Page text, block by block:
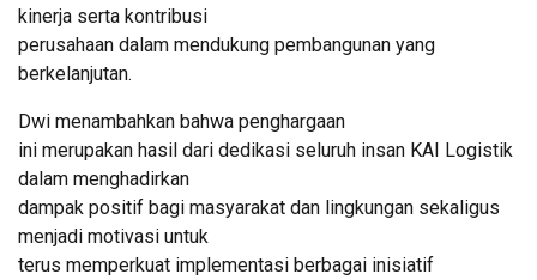
kinerja serta kontribusi
perusahaan dalam mendukung pembangunan yang
berkelanjutan.
Dwi menambahkan bahwa penghargaan
ini merupakan hasil dari dedikasi seluruh insan KAI Logistik
dalam menghadirkan
dampak positif bagi masyarakat dan lingkungan sekaligus
menjadi motivasi untuk
terus memperkuat implementasi berbagai inisiatif